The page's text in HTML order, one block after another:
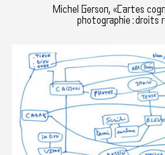
Michel Gerson, «Cartes
photographie : droits